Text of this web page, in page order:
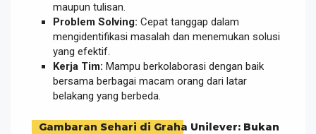
maupun tulisan.
Problem Solving: Cepat tanggap dalam
mengidentifikasi masalah dan menemukan solusi
yang efektif.
Kerja Tim: Mampu berkolaborasi dengan baik
bersama berbagai macam orang dari latar
belakang yang berbeda.
Gambaran Sehari di Graha Unilever: Bukan